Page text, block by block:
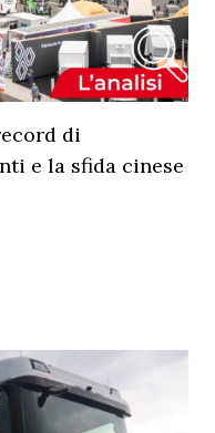
di
e la sfida cinese